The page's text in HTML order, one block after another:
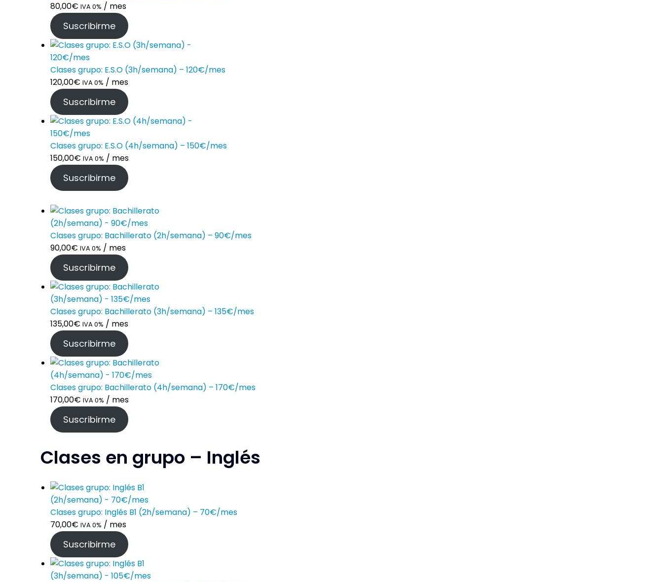
80,00€ IVA 0% / mes
Suscribirme
Clases grupo: E.S.O (3h/semana) – 120€/mes
120,00€ IVA 0% / mes
Suscribirme
Clases grupo: E.S.O (4h/semana) – 150€/mes
150,00€ IVA 0% / mes
Suscribirme
Clases grupo: Bachillerato (2h/semana) – 90€/mes
90,00€ IVA 0% / mes
Suscribirme
Clases grupo: Bachillerato (3h/semana) – 135€/mes
135,00€ IVA 0% / mes
Suscribirme
Clases grupo: Bachillerato (4h/semana) – 170€/mes
170,00€ IVA 0% / mes
Suscribirme
Clases en grupo – Inglés
Clases grupo: Inglés B1 (2h/semana) – 70€/mes
70,00€ IVA 0% / mes
Suscribirme